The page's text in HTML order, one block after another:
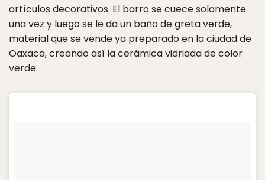
artículos decorativos. El barro se cuece solamente
una vez y luego se le da un baño de greta verde,
material que se vende ya preparado en la ciudad de
Oaxaca, creando así la cerámica vidriada de color
verde.